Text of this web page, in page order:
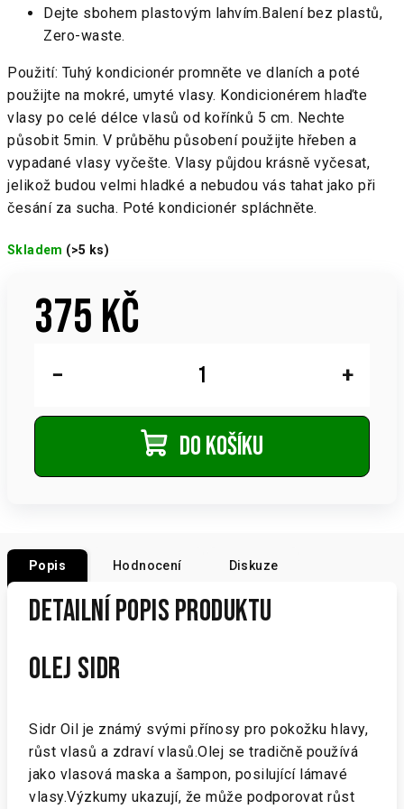
Dejte sbohem plastovým lahvím.Balení bez plastů,
Zero-waste.
Použití: Tuhý kondicionér promněte ve dlaních a poté
použijte na mokré, umyté vlasy. Kondicionérem hlaďte
vlasy po celé délce vlasů od kořínků 5 cm. Nechte
působit 5min. V průběhu působení použijte hřeben a
vypadané vlasy vyčešte. Vlasy půjdou krásně vyčesat,
jelikož budou velmi hladké a nebudou vás tahat jako při
česání za sucha. Poté kondicionér spláchněte.
Skladem (>5 ks)
375 Kč
+
−
Do košíku
Popis Hodnocení Diskuze
Detailní popis produktu
OLEJ SIDR
Sidr Oil je známý svými přínosy pro pokožku hlavy,
růst vlasů a zdraví vlasů.Olej se tradičně používá
jako vlasová maska ​​a šampon, posilující lámavé
vlasy.Výzkumy ukazují, že může podporovat růst